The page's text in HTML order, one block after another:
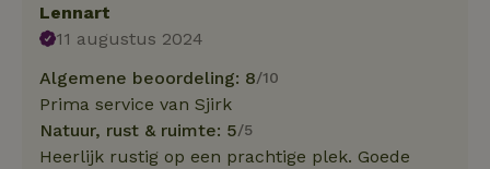
Lennart
11 augustus 2024
Algemene beoordeling: 8/10
Prima service van Sjirk
Natuur, rust & ruimte: 5/5
Heerlijk rustig op een prachtige plek. Goede